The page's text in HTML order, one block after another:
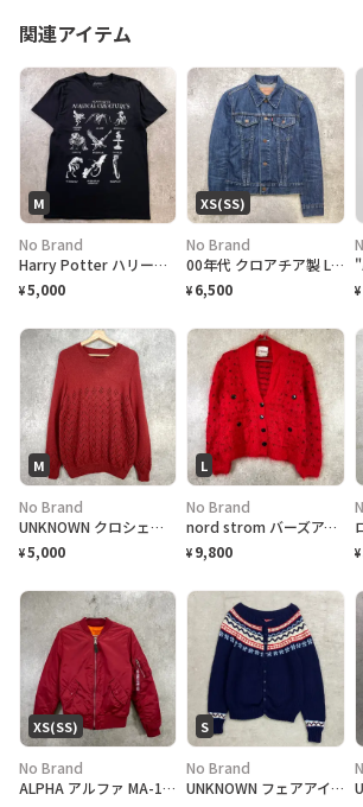
関連アイテム
M
No Brand
Harry Potter ハリーポッター HOGWART'S MAGICAL CREATURE'S プリントTシャツ メンズL 古着 映画 ホグワーツ 魔法生物 黒色
¥5,000
XS(SS)
No Brand
00年代 クロアチア製 Levi's ユーロリーバイス 70590-0402 デニムジャケット レディースXS相当 古着 00s ヴィンテージ VINTAGE アメカジ トラッカージャケット
¥ 6,500 ¥
M
No Brand
UNKNOWN クロシェット ニットセーター レディースM相当 古着 VINTAGE ヴィンテージ 透かし編み えんじ色
¥5,000
L
No Brand
nord strom バーズアイ モヘアニットカーディガン レディースL相当 古着 VINTAGE ヴィンテージ 総柄 ユーロ 赤
¥ 9,800 ¥
XS(SS)
No Brand
ALPHA アルファ MA-1タイプ ミリタリー フライトジャケット レディースXS~S相当 古着 民間品 ボルドー
S
No Brand
UNKNOWN フェアアイル柄 ニットカーディガン レディースS相当 古着 VINTAGE ヴィンテージ ネイビー レッド ホワイト